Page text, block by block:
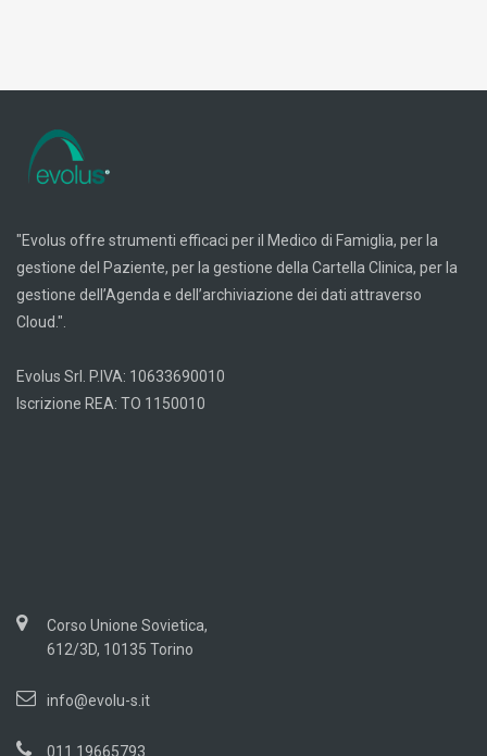
"Evolus offre strumenti efficaci per il Medico di Famiglia, per la
gestione del Paziente, per la gestione della Cartella Clinica, per la
gestione dell’Agenda e dell’archiviazione dei dati attraverso
Cloud.".
Evolus Srl. P.IVA: 10633690010
Iscrizione REA: TO 1150010
Corso Unione Sovietica,
612/3D, 10135 Torino
info@evolu-s.it
011 19665793